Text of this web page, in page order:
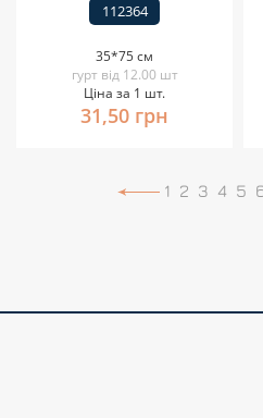
112364
35*75 см
гурт від 12.00 шт
Ціна за 1 шт.
31,50 грн
1 2 3 4 5